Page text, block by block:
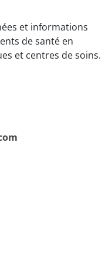
et informations
de santé en
et centres de soins.